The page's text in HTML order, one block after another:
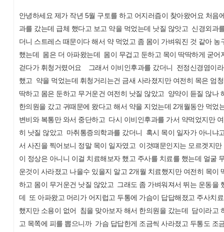
안녕하세요 제가 작년 5월 구토를 하고 어지러즘이 찾아왔어요 처음
과를 갔는데 급체 했다고 보고 약을 먹었는데 낫질 않앗고 신경외과
더니 스트레스 때문이다 해서 약 먹었고 좀 몸이 가벼워진 것 같아 농
했는데 몸은 더 아파왔는데 몸이 무겁고 둔하고 목이 딱딱하게 굳어
걷다가 휘청거렸어요 그래서 이비인후과를 갔더니 전정신경염이
했고 약을 먹었는데 휘청거리는건 금새 사라졌지만 여전히 목은 엄
딱하고 몸은 둔하고 무거운건 여전히 낫질 않았고 양약이 듣질 않나
한의원을 갔고 귀때문에 왔다고 해서 약을 지었는데 2개월동안 먹었
변비와 복통만 와서 중단하고 다시 이비인후과를 가서 약먹었지만
히 낫질 않았고 마취통증의학과를 갔더니 혹시 목이 일자가 아니냐
서 사진을 찍어보니 정말 목이 일자였고 이것떄문인지는 모르겟지만
이 정상은 아니니 이걸 치료해보자 했고 주사를 치료를 했는데 얼굴
운것이 사라졌고 나을수 있을지 알고 2개월 치료했지만 여전히 목이
하고 몸이 무거운건 낫질 않았고 그래도 좀 가벼워져서 뛰는 운동을
데 또 아파왔고 머리가 어지럽고 두통에 가슴이 답답해졌고 주사치
했지만 소용이 없어 침을 맞아보자 해서 한의원을 갔는데 담이라고
고 목쪽에 피를 뽑으니까 가슴 답답한게 조금씩 사라졌고 두통도 조